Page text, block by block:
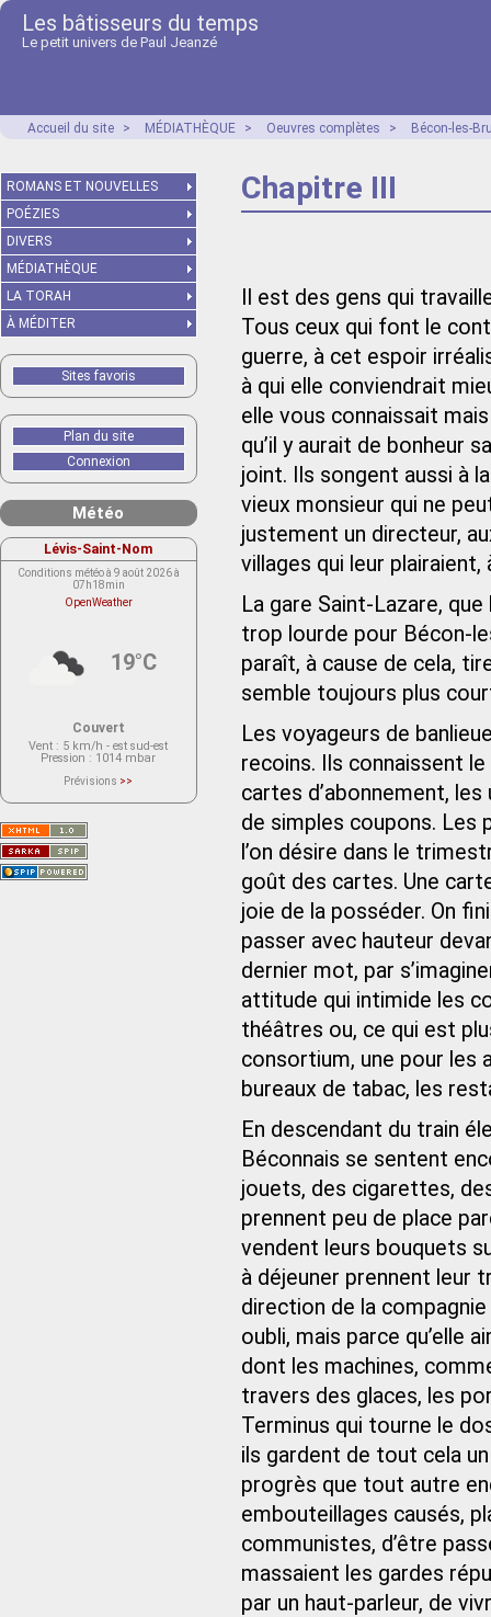
Les bâtisseurs du temps
Le petit univers de Paul Jeanzé
Accueil du site > MÉDIATHÈQUE > Oeuvres complètes > Bécon-les-
Chapitre III
Il est des gens qui
Tous ceux qui font le
guerre, à cet espoir
à qui elle conviendrait
elle vous connaissait
qu’il y aurait de bonheur
joint. Ils songent aussi à
vieux monsieur qui ne
justement un directeur,
villages qui leur plairaient,
La gare Saint-Lazare,
trop lourde pour Bécon-
paraît, à cause de cela,
semble toujours plus
Les voyageurs de
recoins. Ils connaissent
cartes d’abonnement,
de simples coupons. Les
l’on désire dans le
goût des cartes. Une
joie de la posséder. On
passer avec hauteur
dernier mot, par
attitude qui intimide les
théâtres ou, ce qui est
consortium, une pour les
bureaux de tabac, les
En descendant du train
Béconnais se sentent
jouets, des cigarettes,
prennent peu de place
vendent leurs bouquets
à déjeuner prennent leur
direction de la compagnie
oubli, mais parce qu’elle
dont les machines,
travers des glaces, les
Terminus qui tourne le
ils gardent de tout cela
progrès que tout autre
embouteillages causés,
communistes, d’être
massaient les gardes
par un haut-parleur, de
ROMANS ET NOUVELLES
POÉZIES
DIVERS
MÉDIATHÈQUE
LA TORAH
À MÉDITER
Sites favoris
Plan du site
Connexion
Météo
Lévis-Saint-Nom
Conditions météo à 9 août 2026 à
07h18min
OpenWeather
19°C
Couvert
Vent : 5 km/h - est sud-est
Pression : 1014 mbar
Prévisions >>
actuellement aucune prévision
Saint-Nom.
Veuillez consulter le message du
service ci-dessous.
(401 - Invalid API key. Please see
https://openweathermap.org/faq#error401